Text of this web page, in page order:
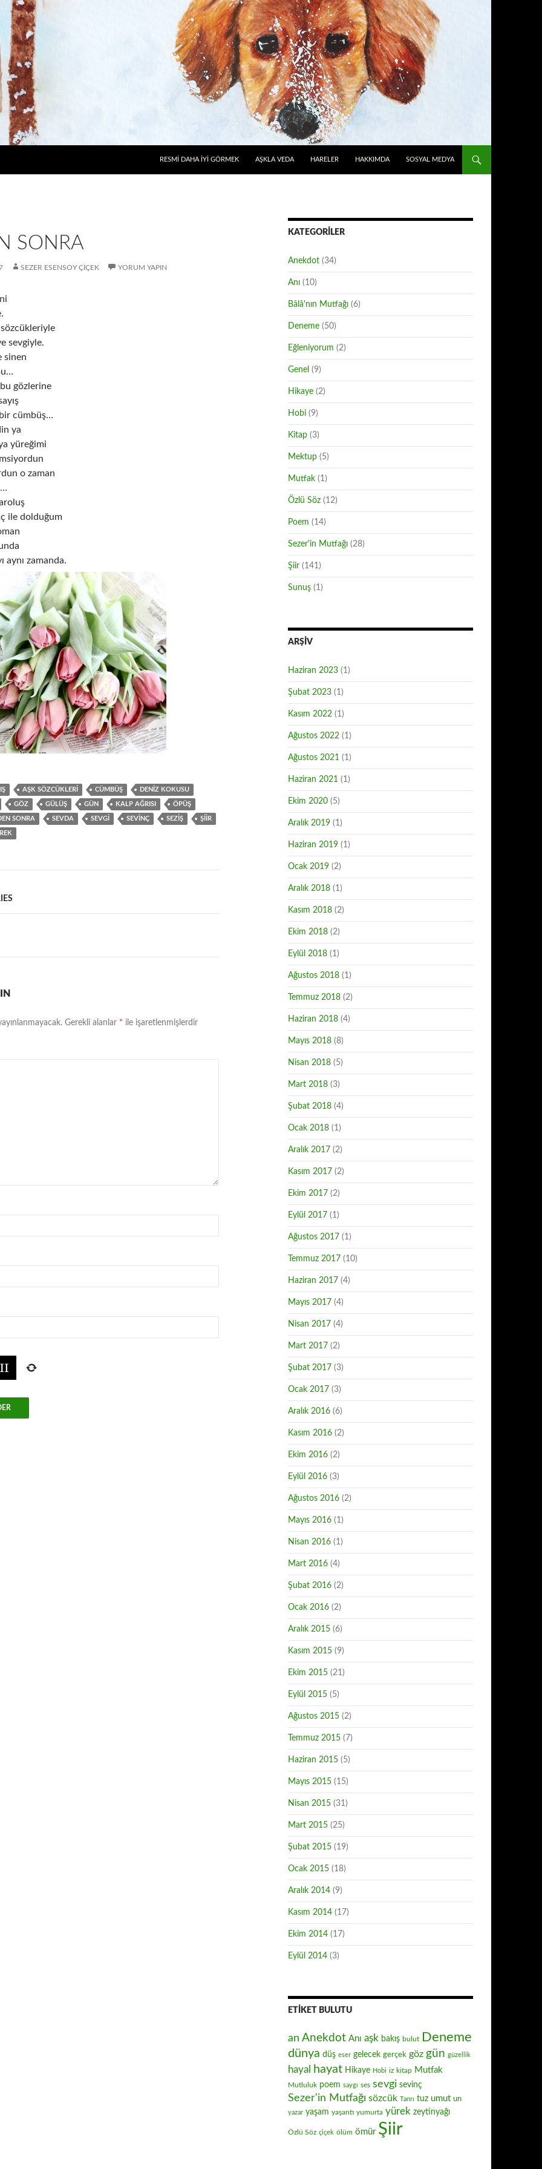
RESMI DAHA İYI GÖRMEK AŞKLA VEDA HARELER HAKKIMDA SOSYAL MEDYA
SONRA
SEZER ESENSOY ÇIÇEK YORUM YAPIN
sözcükleriyle
sevgiyle.
sinen
gözlerine
cümbüş…
ya
yüreğimi
o zaman
ile dolduğum
aynı zamanda.
AŞK SÖZCÜKLERI CÜMBÜŞ DENIZ KOKUSU
GÖZ GÜLÜŞ GÜN KALP AĞRISI ÖPÜŞ
SONRA SEVDA SEVGI SEVINÇ SEZIŞ ŞIIR
Gerekli alanlar * ile işaretlenmişlerdir
KATEGORILER
Anekdot (34)
Anı (10)
Bâlâ'nın Mutfağı (6)
Deneme (50)
Eğleniyorum (2)
Genel (9)
Hikaye (2)
Hobi (9)
Kitap (3)
Mektup (5)
Mutfak (1)
Özlü Söz (12)
Poem (14)
Sezer'in Mutfağı (28)
Şiir (141)
Sunuş (1)
ARŞIV
Haziran 2023 (1)
Şubat 2023 (1)
Kasım 2022 (1)
Ağustos 2022 (1)
Ağustos 2021 (1)
Haziran 2021 (1)
Ekim 2020 (5)
Aralık 2019 (1)
Haziran 2019 (1)
Ocak 2019 (2)
Aralık 2018 (1)
Kasım 2018 (2)
Ekim 2018 (2)
Eylül 2018 (1)
Ağustos 2018 (1)
Temmuz 2018 (2)
Haziran 2018 (4)
Mayıs 2018 (8)
Nisan 2018 (5)
Mart 2018 (3)
Şubat 2018 (4)
Ocak 2018 (1)
Aralık 2017 (2)
Kasım 2017 (2)
Ekim 2017 (2)
Eylül 2017 (1)
Ağustos 2017 (1)
Temmuz 2017 (10)
Haziran 2017 (4)
Mayıs 2017 (4)
Nisan 2017 (4)
Mart 2017 (2)
Şubat 2017 (3)
Ocak 2017 (3)
Aralık 2016 (6)
Kasım 2016 (2)
Ekim 2016 (2)
Eylül 2016 (3)
Ağustos 2016 (2)
Mayıs 2016 (1)
Nisan 2016 (1)
Mart 2016 (4)
Şubat 2016 (2)
Ocak 2016 (2)
Aralık 2015 (6)
Kasım 2015 (9)
Ekim 2015 (21)
Eylül 2015 (5)
Ağustos 2015 (2)
Temmuz 2015 (7)
Haziran 2015 (5)
Mayıs 2015 (15)
Nisan 2015 (31)
Mart 2015 (25)
Şubat 2015 (19)
Ocak 2015 (18)
Aralık 2014 (9)
Kasım 2014 (17)
Ekim 2014 (17)
Eylül 2014 (3)
ETIKET BULUTU
an Anekdot Anı aşk bakış bulut Deneme
dünya düş eser gelecek gerçek göz gün güzellik
hayal hayat Hikaye Hobi iz kitap Mutfak
Mutluluk poem saygı ses sevgi sevinç
Sezer'in Mutfağı sözcük Tanrı tuz umut un
yazar yaşam yaşantı yumurta yürek zeytinyağı
Özlü Söz çiçek ölüm ömür Şiir